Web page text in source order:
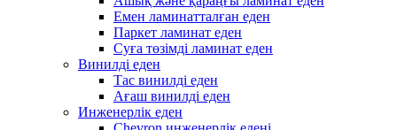
Емен ламинатталған еден
Паркет ламинат еден
Суға төзімді ламинат еден
Винилді еден
Тас винилді еден
Ағаш винилді еден
Инженерлік еден